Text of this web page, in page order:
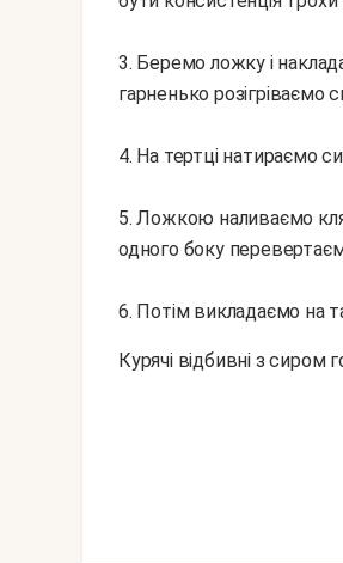
3. Беремо ложку і
гарненько
4. На тертці натираємо
5. Ложкою наливаємо
одного боку
6. Потім викладаємо на
Курячі відбивні з сиром